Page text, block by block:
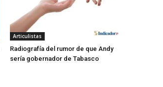
Articulistas
Radiografía del rumor de que Andy
sería gobernador de Tabasco